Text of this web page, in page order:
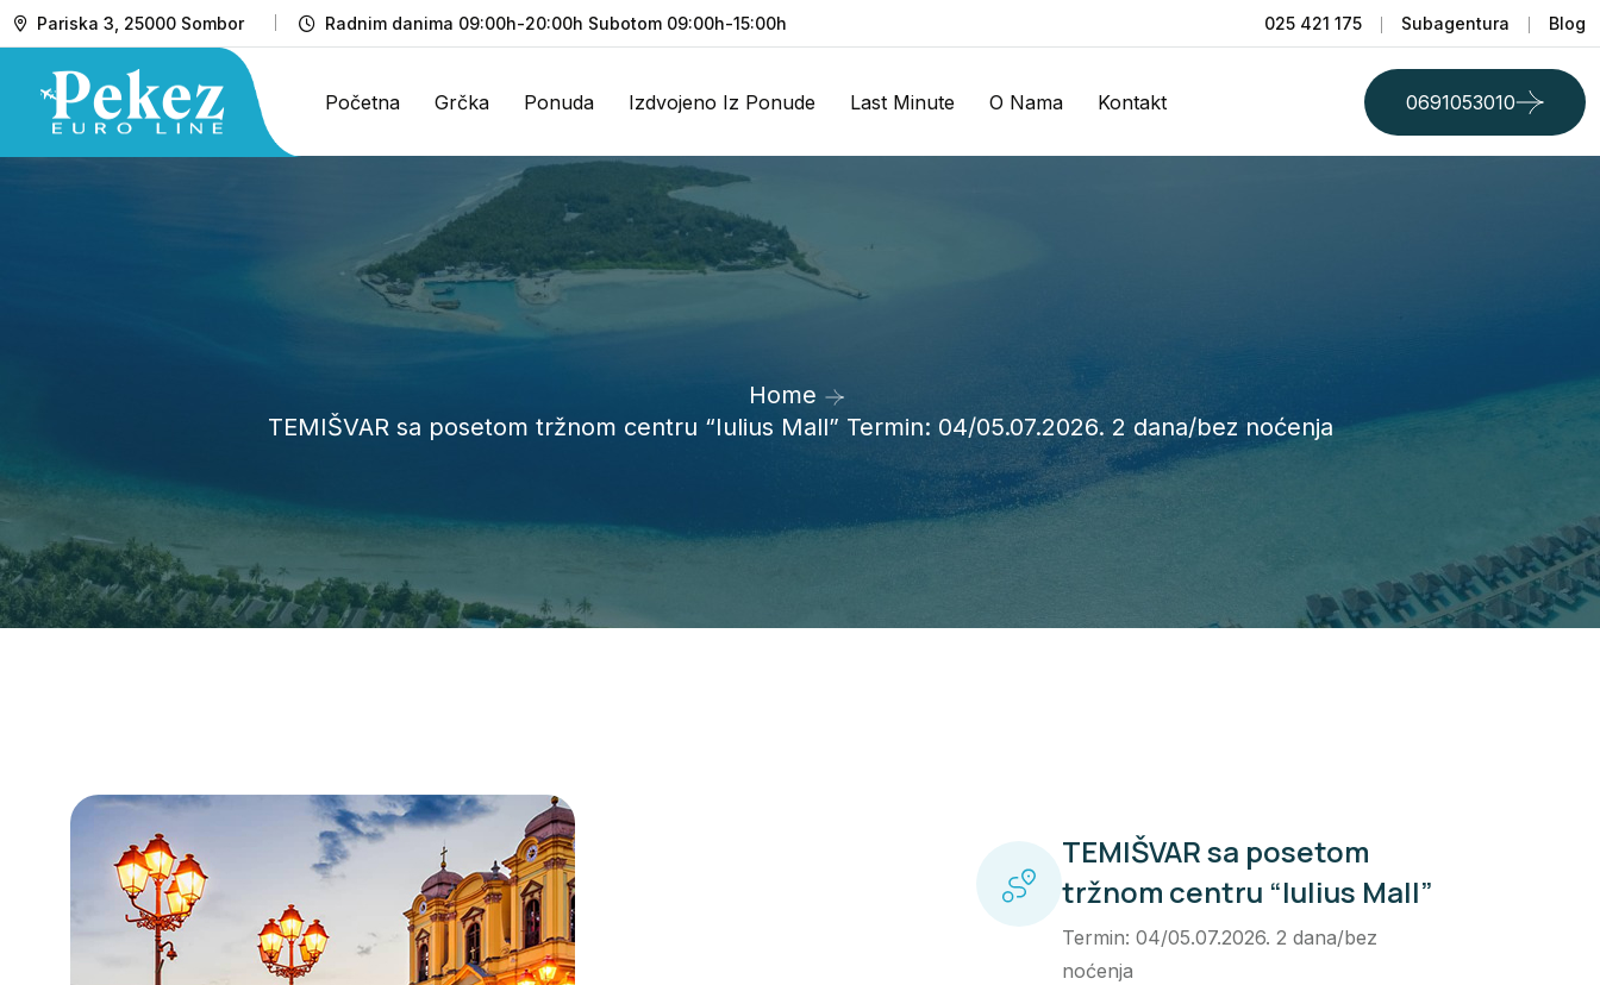
Pariska 3, 25000 Sombor Radnim danima 09:00h-20:00h Subotom 09:00h-15:00h 025 421 175 Subagentura Blog
Početna Grčka Ponuda Izdvojeno Iz Ponude Last Minute O Nama Kontakt 0691053010
Home
TEMIŠVAR sa posetom tržnom centru “Iulius Mall” Termin: 04/05.07.2026. 2 dana/bez noćenja
TEMIŠVAR sa posetom
tržnom centru “Iulius Mall”
Termin: 04/05.07.2026. 2 dana/bez
noćenja